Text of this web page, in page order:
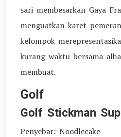
sari membesarkan Gaya
menguatkan karet
kelompok
kurang waktu bersama
membuat.
Golf
Golf Stickman
Penyebar: Noodlecake